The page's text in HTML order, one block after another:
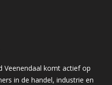
Veenendaal komt actief op
in de handel, industrie en